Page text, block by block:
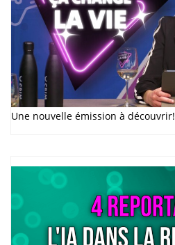
Une nouvelle émission à découvrir!